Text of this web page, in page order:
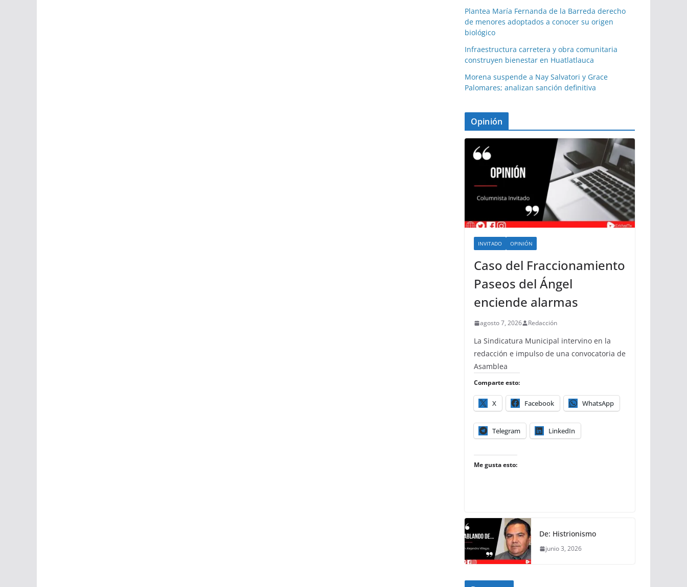
Plantea María Fernanda de la Barreda derecho
de menores adoptados a conocer su origen
biológico
Infraestructura carretera y obra comunitaria
construyen bienestar en Huatlatlauca
Morena suspende a Nay Salvatori y Grace
Palomares; analizan sanción definitiva
Opinión
INVITADO OPINIÓN
Caso del Fraccionamiento
Paseos del Ángel
enciende alarmas
agosto 7, 2026 Redacción
La Sindicatura Municipal intervino en la
redacción e impulso de una convocatoria de
Asamblea
Comparte esto:
X Facebook WhatsApp
Telegram LinkedIn
Me gusta esto:
De: Histrionismo
junio 3, 2026